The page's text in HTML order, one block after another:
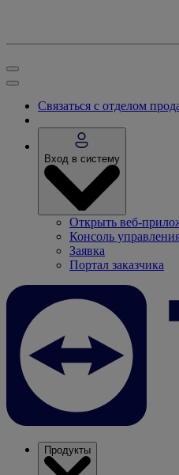
Связаться с отделом
Вход в систему
Открыть веб-
Консоль
Заявка
Портал заказчика
Продукты